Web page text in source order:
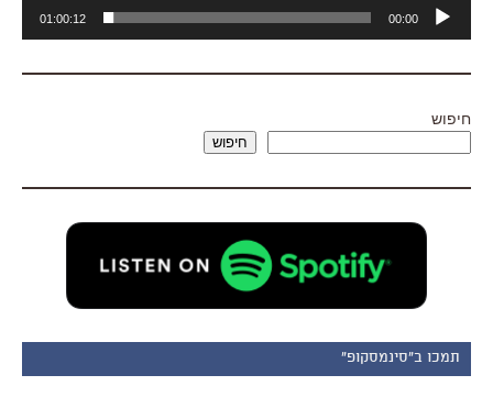
אודיו
00:00
01:00:12
חיפוש
חיפוש
תמכו ב"סינמסקופ"